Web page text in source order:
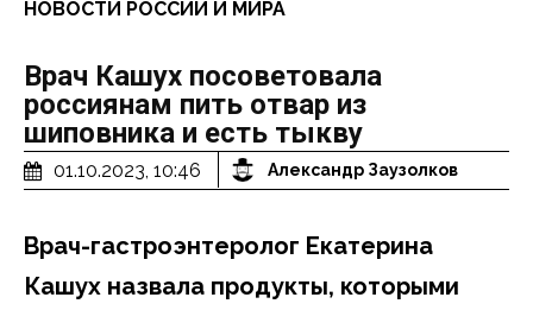
НОВОСТИ РОССИИ И МИРА
Врач Кашух посоветовала
россиянам пить отвар из
шиповника и есть тыкву
01.10.2023, 10:46 Александр Заузолков
Врач-гастроэнтеролог Екатерина
Кашух назвала продукты, которыми